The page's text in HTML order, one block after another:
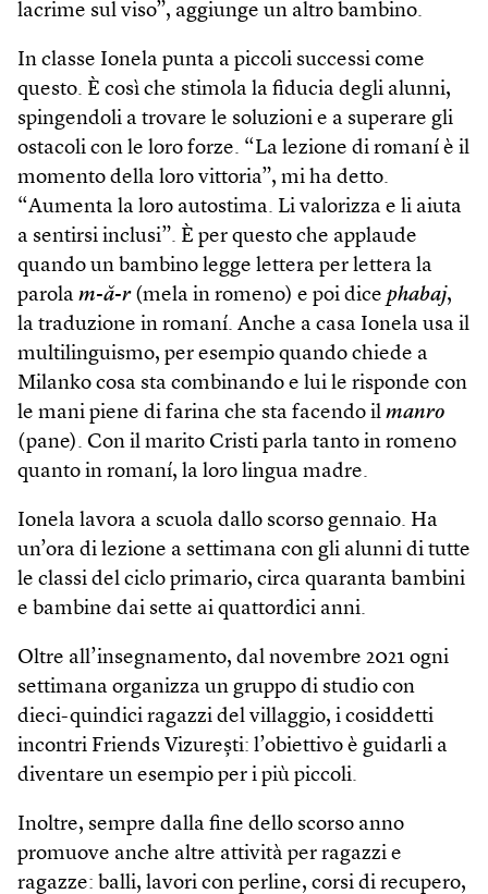
lacrime sul viso”, aggiunge un altro bambino.
In classe Ionela punta a piccoli successi come
questo. È così che stimola la fiducia degli alunni,
spingendoli a trovare le soluzioni e a superare gli
ostacoli con le loro forze. “La lezione di romaní è il
momento della loro vittoria”, mi ha detto.
“Aumenta la loro autostima. Li valorizza e li aiuta
a sentirsi inclusi”. È per questo che applaude
quando un bambino legge lettera per lettera la
parola m-ă-r(mela in romeno) e poi dice phabaj,
la traduzione in romaní. Anche a casa Ionela usa il
multilinguismo, per esempio quando chiede a
Milanko cosa sta combinando e lui le risponde con
le mani piene di farina che sta facendo il manro
(pane). Con il marito Cristi parla tanto in romeno
quanto in romaní, la loro lingua madre.
Ionela lavora a scuola dallo scorso gennaio. Ha
un’ora di lezione a settimana con gli alunni di tutte
le classi del ciclo primario, circa quaranta bambini
e bambine dai sette ai quattordici anni.
Oltre all’insegnamento, dal novembre 2021 ogni
settimana organizza un gruppo di studio con
dieci-quindici ragazzi del villaggio, i cosiddetti
incontri Friends Vizurești: l’obiettivo è guidarli a
diventare un esempio per i più piccoli.
Inoltre, sempre dalla fine dello scorso anno
promuove anche altre attività per ragazzi e
ragazze: balli, lavori con perline, corsi di recupero,